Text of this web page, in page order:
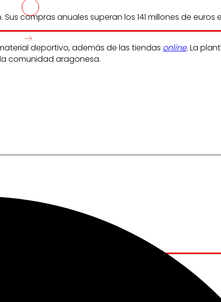
compras anuales superan los 141 millones de
deportivo, además de las tiendas online.La
la comunidad aragonesa.